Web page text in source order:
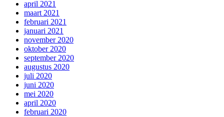
april 2021
maart 2021
februari 2021
januari 2021
november 2020
oktober 2020
september 2020
augustus 2020
juli 2020
juni 2020
mei 2020
april 2020
februari 2020